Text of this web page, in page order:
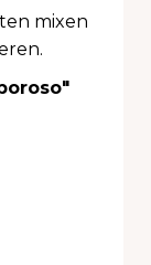
mixen